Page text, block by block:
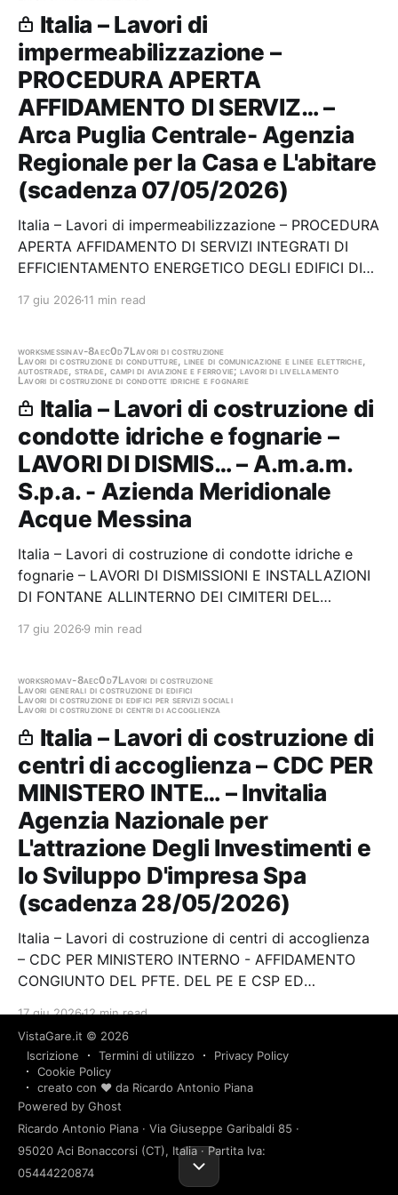
Italia – Lavori di
impermeabilizzazione –
PROCEDURA APERTA
AFFIDAMENTO DI SERVIZ… –
Arca Puglia Centrale- Agenzia
Regionale per la Casa e L'abitare
(scadenza 07/05/2026)
Italia – Lavori di impermeabilizzazione – PROCEDURA
APERTA AFFIDAMENTO DI SERVIZI INTEGRATI DI
EFFICIENTAMENTO ENERGETICO DEGLI EDIFICI DI
DI PROGETTAZIONE, REALIZZAZIONE, CONDUZIONE,
MESSA IN SICUREZZA,…
17 giu 2026 11 min read
worksmessinav-8aec0d7Lavori di costruzione
Lavori di costruzione di condutture, linee di comunicazione e linee elettriche,
autostrade, strade, campi di aviazione e ferrovie; lavori di livellamento
Lavori di costruzione di condotte idriche e fognarie
Italia – Lavori di costruzione di
condotte idriche e fognarie –
LAVORI DI DISMIS… – A.m.a.m.
S.p.a. - Azienda Meridionale
Acque Messina
Italia – Lavori di costruzione di condotte idriche e
fognarie – LAVORI DI DISMISSIONI E INSTALLAZIONI
DI FONTANE ALLINTERNO DEI CIMITERI DEL
[106PA-SA] Stazione appaltante: A.m.a.m. S.p.a. -
17 giu 2026 9 min read
worksromav-8aec0d7Lavori di costruzione
Lavori generali di costruzione di edifici
Lavori di costruzione di edifici per servizi sociali
Lavori di costruzione di centri di accoglienza
Italia – Lavori di costruzione di
centri di accoglienza – CDC PER
MINISTERO INTE… – Invitalia
Agenzia Nazionale per
L'attrazione Degli Investimenti e
lo Sviluppo D'impresa Spa
(scadenza 28/05/2026)
Italia – Lavori di costruzione di centri di accoglienza
– CDC PER MINISTERO INTERNO - AFFIDAMENTO
CONGIUNTO DEL PFTE. DEL PE E CSP ED
PERMANENZA PER IL RIMPATRIO (CPR) PRESSO IL
SITO DI CASTEL VOLTURNO (CE) Stazione…
17 giu 202612 min read
works bari v-8aec0d7
Lavori di copertura ed altri lavori speciali di costruzione
Lavori di impermeabilizzazione
Italia – Lavori di
impermeabilizzazione –
PROCEDURA APERTA AFFIDAM.
VistaGare.it © 2026
Iscrizione
Termini di utilizzo
Privacy Policy
Cookie Policy
creato con ❤️ da Ricardo Antonio Piana
Powered by Ghost
Ricardo Antonio Piana · Via Giuseppe Garibaldi 85 ·
95020 Aci Bonaccorsi (CT), Italia · Partita Iva:
05444220874